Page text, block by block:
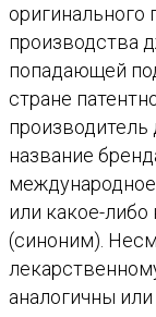
оригинального
производства
попадающей
стране
название
или какое-либо
(синоним).
аналогичны или